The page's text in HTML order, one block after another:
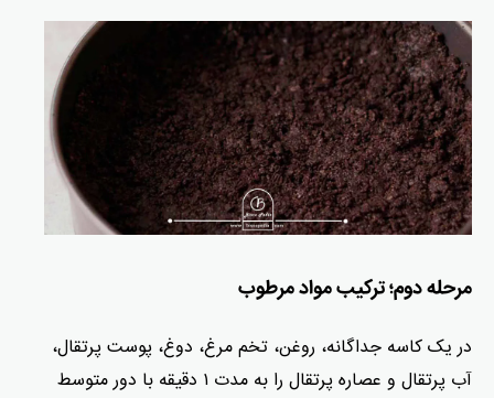
مرحله دوم؛ ترکیب مواد مرطوب
در یک کاسه جداگانه، روغن، تخم مرغ، دوغ، پوست پرتقال،
آب پرتقال و عصاره پرتقال را به مدت ۱ دقیقه با دور متوسط